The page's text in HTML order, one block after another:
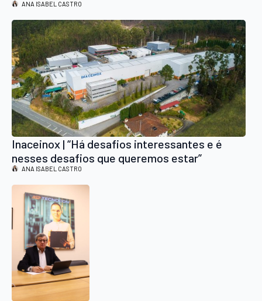
vocacionados para qualquer tipo de negócio”
ANA ISABEL CASTRO
Inaceinox | “Há desafios interessantes e é
nesses desafios que queremos estar”
ANA ISABEL CASTRO